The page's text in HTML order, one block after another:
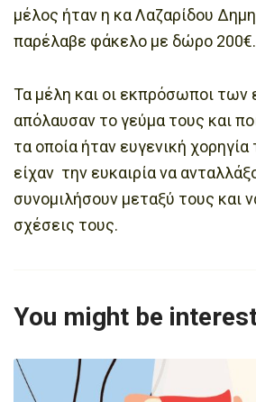
μέλος ήταν η κα Λαζαρίδου
παρέλαβε φάκελο με δώρο 200€.
Τα μέλη και οι εκπρόσωποι των
απόλαυσαν το γεύμα τους και
τα οποία ήταν ευγενική
είχαν την ευκαιρία να
συνομιλήσουν μεταξύ τους και
σχέσεις τους.
You might be